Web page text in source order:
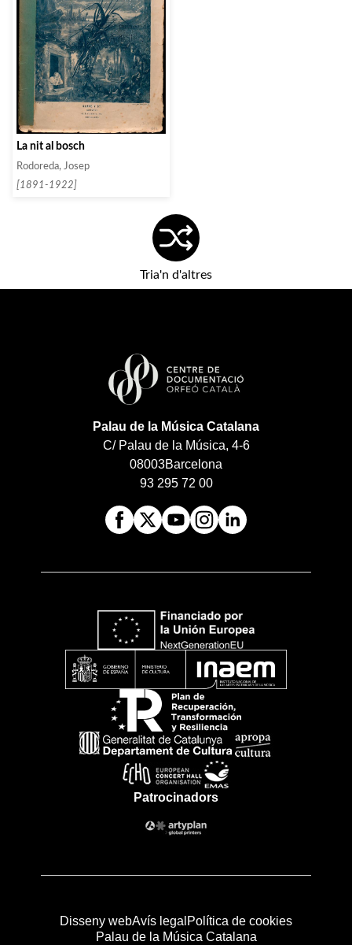
La nit al bosch
Rodoreda, Josep
[1891-1922]
Tria'n d'altres
Palau de la Música Catalana
C/ Palau de la Música, 4-6
08003Barcelona
93 295 72 00
Patrocinadors
Disseny webAvís legal Política de cookies
Palau de la Música Catalana